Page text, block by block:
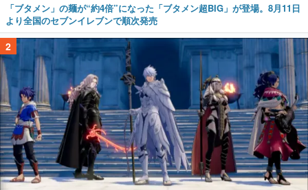
「ブタメン」の麺が“約4倍”になった「ブタメン超BIG」が登場。8月11日
より全国のセブンイレブンで順次発売
2